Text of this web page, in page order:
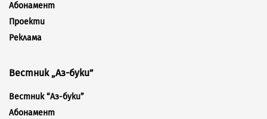
Абонамент
Проекти
Реклама
Вестник „Аз-буки”
Вестник “Аз-буки”
Абонамент